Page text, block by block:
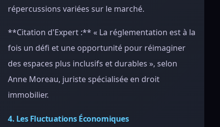
répercussions variées sur le marché.
**Citation d'Expert :** « La réglementation est à la
fois un défi et une opportunité pour réimaginer
des espaces plus inclusifs et durables », selon
Anne Moreau, juriste spécialisée en droit
immobilier.
4. Les Fluctuations Économiques